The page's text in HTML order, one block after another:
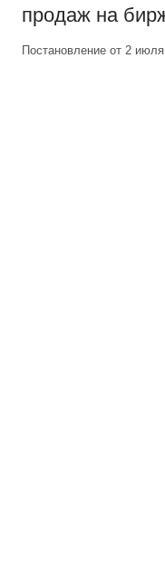
продаж на
Постановление от 2